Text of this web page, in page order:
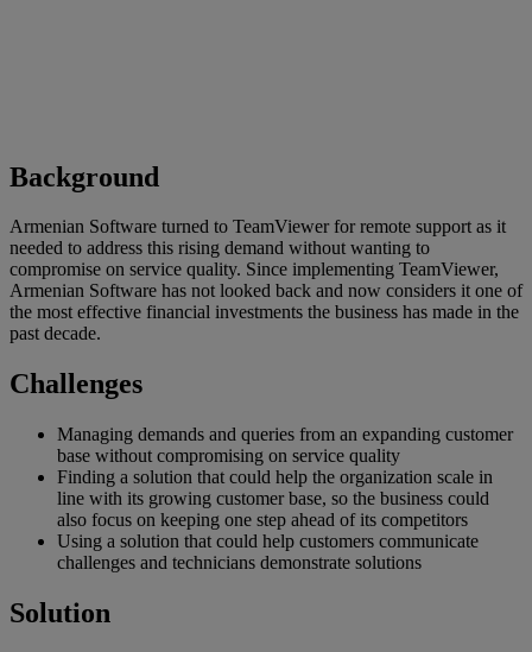
Background
Armenian Software turned to TeamViewer for remote support as it
needed to address this rising demand without wanting to
compromise on service quality. Since implementing TeamViewer,
Armenian Software has not looked back and now considers it one of
the most effective financial investments the business has made in the
past decade.
Challenges
Managing demands and queries from an expanding customer
base without compromising on service quality
Finding a solution that could help the organization scale in
line with its growing customer base, so the business could
also focus on keeping one step ahead of its competitors
Using a solution that could help customers communicate
challenges and technicians demonstrate solutions
Solution